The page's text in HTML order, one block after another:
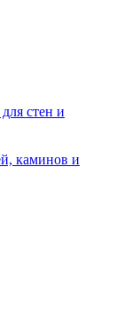
стен и
каминов и